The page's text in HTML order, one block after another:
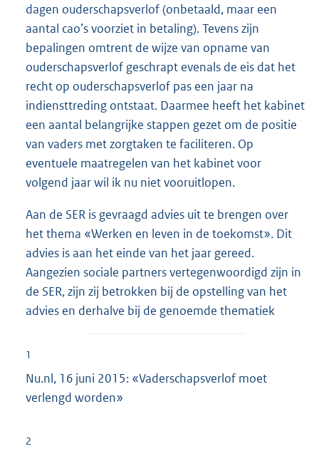
dagen ouderschapsverlof (onbetaald, maar een
aantal cao’s voorziet in betaling). Tevens zijn
bepalingen omtrent de wijze van opname van
ouderschapsverlof geschrapt evenals de eis dat het
recht op ouderschapsverlof pas een jaar na
indiensttreding ontstaat. Daarmee heeft het kabinet
een aantal belangrijke stappen gezet om de positie
van vaders met zorgtaken te faciliteren. Op
eventuele maatregelen van het kabinet voor
volgend jaar wil ik nu niet vooruitlopen.
Aan de SER is gevraagd advies uit te brengen over
het thema «Werken en leven in de toekomst». Dit
advies is aan het einde van het jaar gereed.
Aangezien sociale partners vertegenwoordigd zijn in
de SER, zijn zij betrokken bij de opstelling van het
advies en derhalve bij de genoemde thematiek
1
Nu.nl, 16 juni 2015: «Vaderschapsverlof moet
verlengd worden»
2